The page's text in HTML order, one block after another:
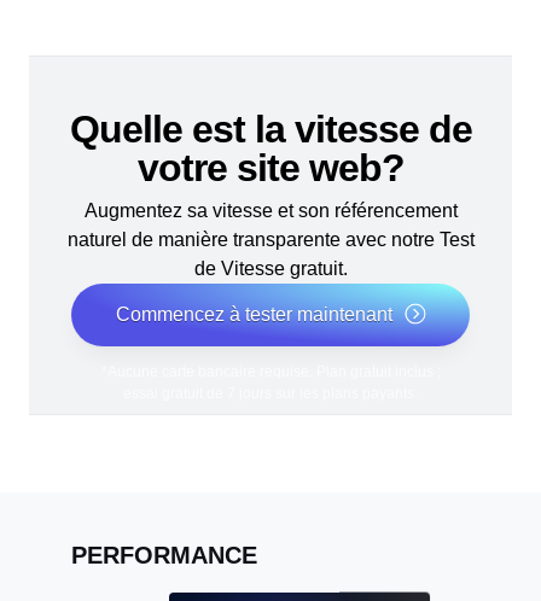
Quelle est la vitesse de
votre site web?
Augmentez sa vitesse et son référencement
naturel de manière transparente avec notre Test
de Vitesse gratuit.
Commencez à tester maintenant
PERFORMANCE